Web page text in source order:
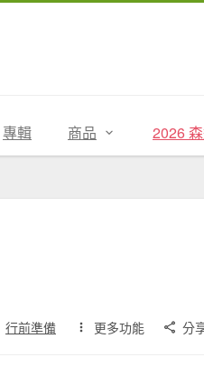
專輯 商品 2026
行前準備 更多功能 分